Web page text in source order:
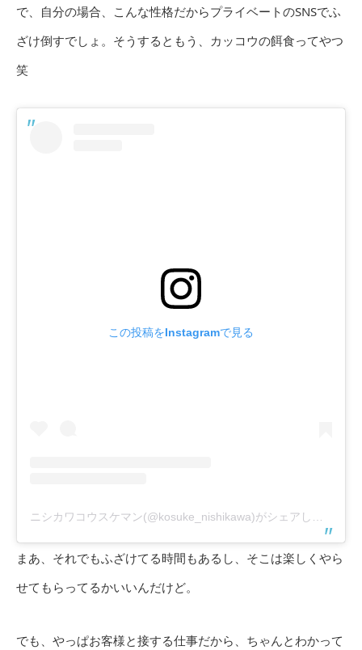
で、自分の場合、こんな性格だからプライベートのSNSでふ
ざけ倒すでしょ。そうするともう、カッコウの餌食ってやつ
笑
この投稿をInstagramで見る
まあ、それでもふざけてる時間もあるし、そこは楽しくやら
せてもらってるかいいんだけど。
でも、やっぱお客様と接する仕事だから、ちゃんとわかって